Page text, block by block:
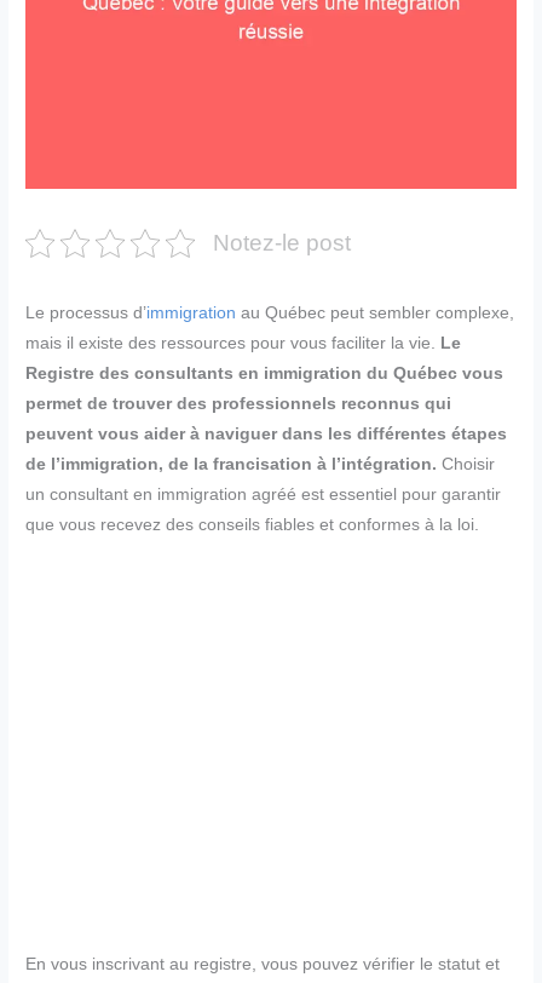
Notez-le post
Le processus d’immigration au Québec peut sembler complexe,
mais il existe des ressources pour vous faciliter la vie. Le
Registre des consultants en immigration du Québec vous
permet de trouver des professionnels reconnus qui
peuvent vous aider à naviguer dans les différentes étapes
de l’immigration, de la francisation à l’intégration. Choisir
un consultant en immigration agréé est essentiel pour garantir
que vous recevez des conseils fiables et conformes à la loi.
En vous inscrivant au registre, vous pouvez vérifier le statut et